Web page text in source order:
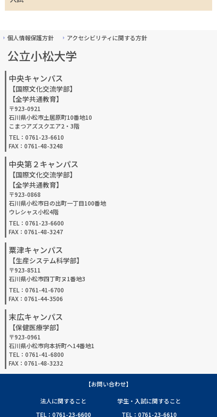
個人情報保護方針 アクセシビリティに関する方針
公立小松大学
中央キャンパス
【国際文化交流学部】
【全学共通教育】
〒923-0921
石川県小松市土居原町10番地10
こまつアズスクエア2・3階
TEL：0761-23-6610
FAX：0761-48-3248
中央第２キャンパス
【国際文化交流学部】
【全学共通教育】
〒923-0868
石川県小松市日の出町一丁目100番地
ウレシャス小松4階
TEL：0761-23-6600
FAX：0761-48-3247
粟津キャンパス
【生産システム科学部】
〒923-8511
石川県小松市四丁町ヌ1番地3
TEL：0761-41-6700
FAX：0761-44-3506
末広キャンパス
【保健医療学部】
〒923-0961
石川県小松市向本折町ヘ14番地1
TEL：0761-41-6800
FAX：0761-48-3232
【お問い合わせ】
法人に関すること
TEL：0761-23-6600
学生・入試に関すること
TEL：0761-23-6610